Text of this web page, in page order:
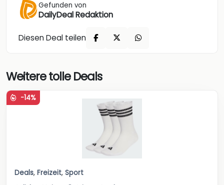
Gefunden von
DailyDeal Redaktion
Diesen Deal teilen
Weitere tolle Deals
-14%
Deals, Freizeit, Sport